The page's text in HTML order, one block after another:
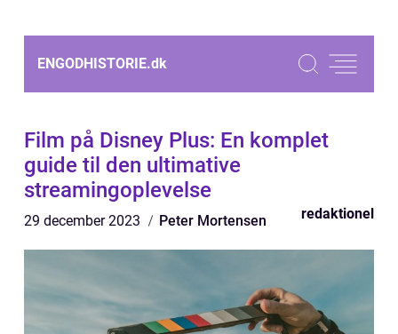
ENGODHISTORIE.dk
Film på Disney Plus: En komplet
guide til den ultimative
streamingoplevelse
29 december 2023 Peter Mortensen redaktionel